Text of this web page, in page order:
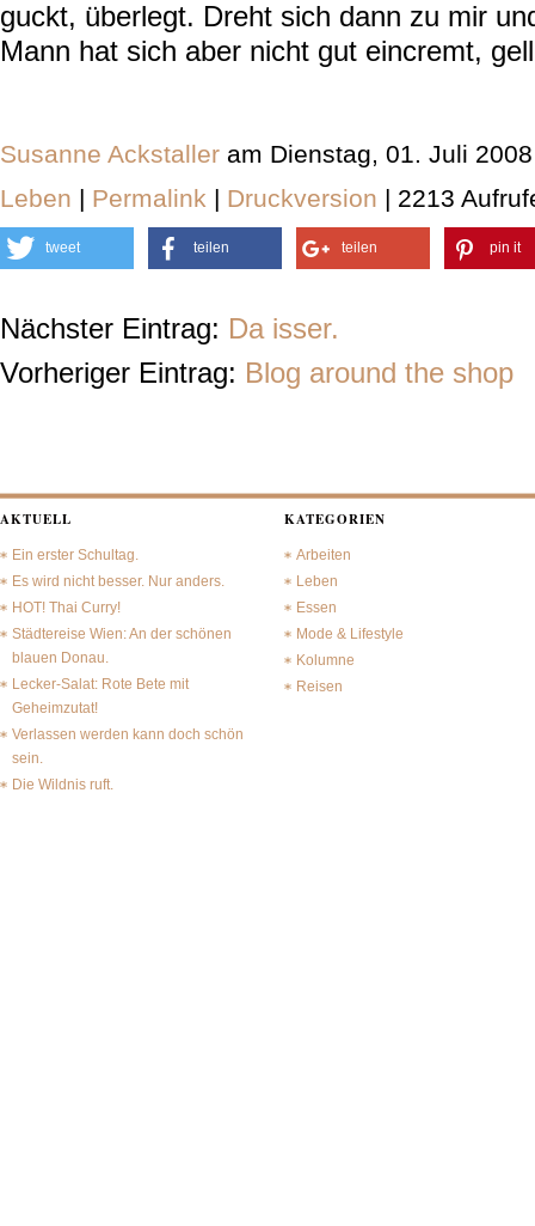
guckt, überlegt. Dreht sich dann zu mir
Mann hat sich aber nicht gut eincremt,
Susanne Ackstaller am Dienstag, 01. Juli
Leben | Permalink | Druckversion | 2213
tweet teilen teilen pin it
Nächster Eintrag: Da isser.
Vorheriger Eintrag: Blog around the shop
AKTUELL
Ein erster Schultag.
Es wird nicht besser. Nur anders.
HOT! Thai Curry!
Städtereise Wien: An der schönen
blauen Donau.
Lecker-Salat: Rote Bete mit
Geheimzutat!
Verlassen werden kann doch schön
sein.
Die Wildnis ruft.
KATEGORIEN
Arbeiten
Leben
Essen
Mode & Lifestyle
Kolumne
Reisen